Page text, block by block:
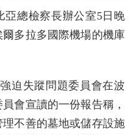
亞總檢察長辦公室5日晚
多拉多國際機場的機庫
迫失蹤問題委員會在波
會宣讀的一份報告稱，
不善的墓地或儲存設施